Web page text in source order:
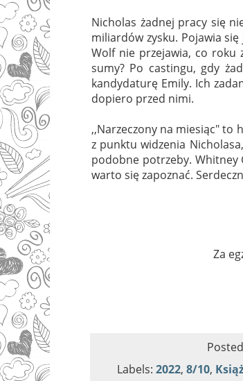
Nicholas żadnej pracy się
miliardów zysku. Pojawia
Wolf nie przejawia, co roku
sumy? Po castingu, gdy
kandydaturę Emily. Ich
dopiero przed nimi.
,,Narzeczony na miesiąc" to
z punktu widzenia
podobne potrzeby. Whitney
warto się zapoznać.
Za
Labels: 2022, 8/10,